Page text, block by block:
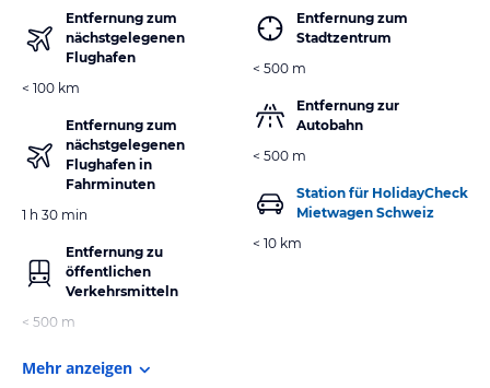
Entfernung zum
nächstgelegenen
Flughafen
< 100 km
Entfernung zum
nächstgelegenen
Flughafen in
Fahrminuten
1 h 30 min
Entfernung zu
öffentlichen
Verkehrsmitteln
< 500 m
Entfernung zum
Stadtzentrum
< 500 m
Entfernung zur
Autobahn
< 500 m
Station für HolidayCheck
Mietwagen Schweiz
< 10 km
Mehr anzeigen